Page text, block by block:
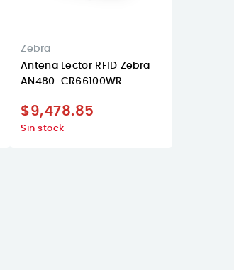
Zebra
Antena Lector RFID Zebra
AN480-CR66100WR
$9,478.85
Sin stock